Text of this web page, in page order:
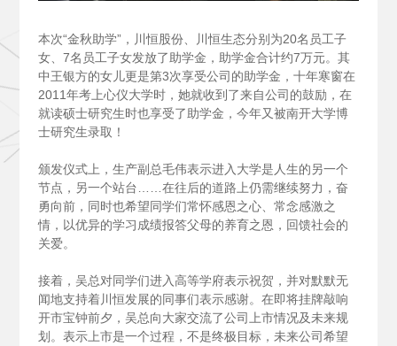
本次“金秋助学”，川恒股份、川恒生态分别为20名员工子
女、7名员工子女发放了助学金，助学金合计约7万元。其
中王银方的女儿更是第3次享受公司的助学金，十年寒窗在
2011年考上心仪大学时，她就收到了来自公司的鼓励，在
就读硕士研究生时也享受了助学金，今年又被南开大学博
士研究生录取！
颁发仪式上，生产副总毛伟表示进入大学是人生的另一个
节点，另一个站台……在往后的道路上仍需继续努力，奋
勇向前，同时也希望同学们常怀感恩之心、常念感激之
情，以优异的学习成绩报答父母的养育之恩，回馈社会的
关爱。
接着，吴总对同学们进入高等学府表示祝贺，并对默默无
闻地支持着川恒发展的同事们表示感谢。在即将挂牌敲响
开市宝钟前夕，吴总向大家交流了公司上市情况及未来规
划。表示上市是一个过程，不是终极目标，未来公司希望